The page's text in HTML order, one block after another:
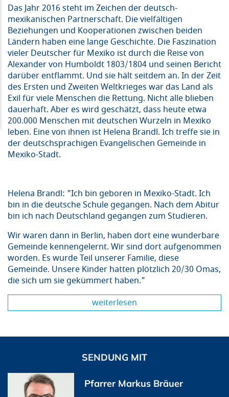
Das Jahr 2016 steht im Zeichen der deutsch-
mexikanischen Partnerschaft. Die vielfältigen
Beziehungen und Kooperationen zwischen beiden
Ländern haben eine lange Geschichte. Die Faszination
vieler Deutscher für Mexiko ist durch die Reise von
Alexander von Humboldt 1803/1804 und seinen Bericht
darüber entflammt. Und sie hält seitdem an. In der Zeit
des Ersten und Zweiten Weltkrieges war das Land als
Exil für viele Menschen die Rettung. Nicht alle blieben
dauerhaft. Aber es wird geschätzt, dass heute etwa
200.000 Menschen mit deutschen Wurzeln in Mexiko
leben. Eine von ihnen ist Helena Brandl. Ich treffe sie in
der deutschsprachigen Evangelischen Gemeinde in
Mexiko-Stadt.
Helena Brandl: "Ich bin geboren in Mexiko-Stadt. Ich
bin in die deutsche Schule gegangen. Nach dem Abitur
bin ich nach Deutschland gegangen zum Studieren.
Wir waren dann in Berlin, haben dort eine wunderbare
Gemeinde kennengelernt. Wir sind dort aufgenommen
worden. Es wurde Teil unserer Familie, diese
Gemeinde. Unsere Kinder hatten plötzlich 20/30 Omas,
die sich um sie gekümmert haben."
weiterlesen
SENDUNG MIT
Pfarrer Markus Bräuer